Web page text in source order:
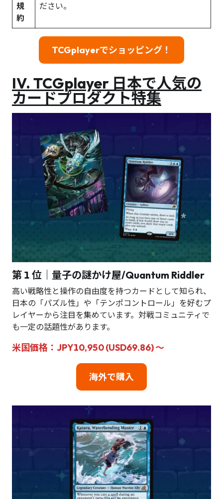
規
約
ださい。
TCGplayerでショッピング！
IV. TCGplayer 日本で人気の
カードプロダクト特集
第 1 位｜量子の謎かけ屋/Quantum Riddler
高い戦略性と操作の自由度を持つカードとして知られ、
日本の「パズル性」や「テンポコントロール」を好むプ
レイヤーから注目を集めています。対戦コミュニティで
も一定の話題性があります。
米国価格：JPY10,950 (USD69.86) ～
海外で購入